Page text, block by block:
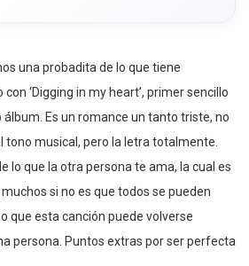
una probadita de lo que tiene
‘Digging in my heart’, primer sencillo
Es un romance un tanto triste, no
musical, pero la letra totalmente.
lo que la otra persona te ama, la cual es
si no es que todos se pueden
que esta canción puede volverse
persona. Puntos extras por ser perfecta